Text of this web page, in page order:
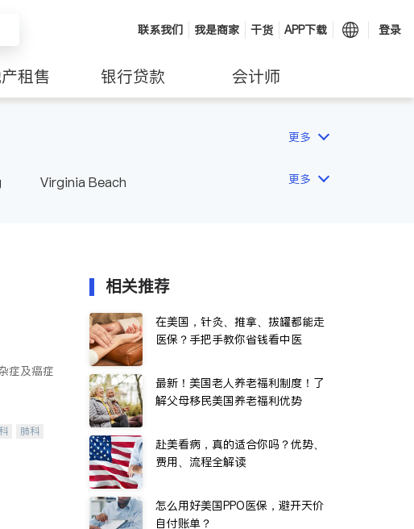
联系我们 我是商家 干货 APP下载 登录
租售 银行贷款 会计师
更多
Virginia Beach 更多
症及癌症
肺科
相关推荐
在美国，针灸、推拿、拔罐都能走
医保？手把手教你省钱看中医
最新！美国老人养老福利制度！了
解父母移民美国养老福利优势
赴美看病，真的适合你吗？优势、
费用、流程全解读
怎么用好美国PPO医保，避开天价
自付账单？